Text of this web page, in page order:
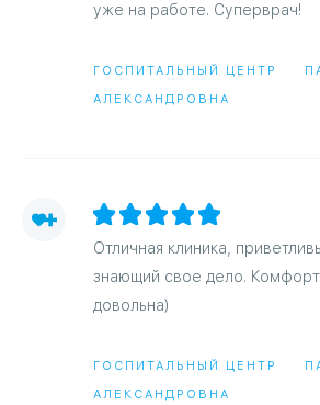
уже на работе. Суперврач!
ГОСПИТАЛЬНЫЙ ЦЕНТР
АЛЕКСАНДРОВНА
Отличная клиника,
знающий свое дело.
довольна)
ГОСПИТАЛЬНЫЙ ЦЕНТР
АЛЕКСАНДРОВНА